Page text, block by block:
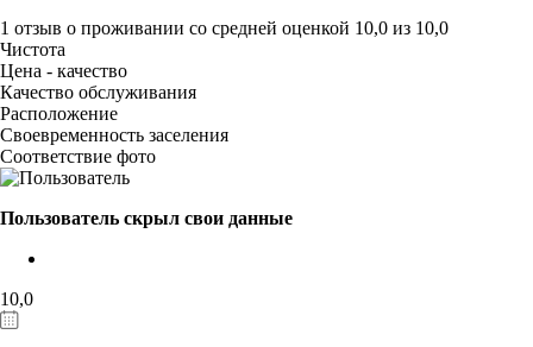
1 отзыв о проживании со средней оценкой 10,0 из 10,0
Чистота
Цена - качество
Качество обслуживания
Расположение
Своевременность заселения
Соответствие фото
Пользователь скрыл свои данные
10,0